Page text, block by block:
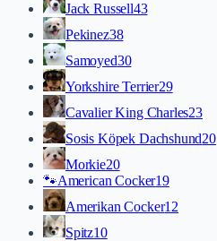
Jack Russell43
Pekinez38
Samoyed30
Yorkshire Terrier29
Cavalier King Charles23
Sosis Köpek Dachshund20
Morkie20
🐾American Cocker19
Amerikan Cocker12
Spitz10